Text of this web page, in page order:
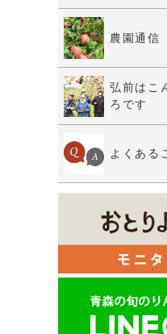
農園通信
弘前はこ
ろです
よくある